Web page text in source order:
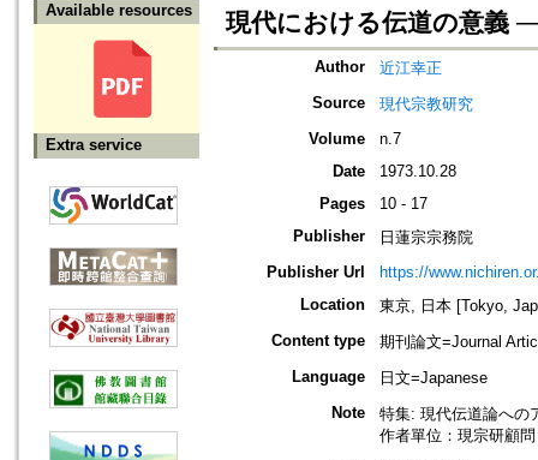
Available resources
Extra service
現代における伝道の意義
Author
近江幸正
Source
現代宗教研究
Volume
n.7
Date
1973.10.28
Pages
10 - 17
Publisher
日蓮宗宗務院
Publisher Url
https://
Location
東京, 日本 [Tokyo,
Content type
期刊論文=Journal
Language
日文=Japanese
Note
特集: 現代伝道論への
作者單位：現宗研顧